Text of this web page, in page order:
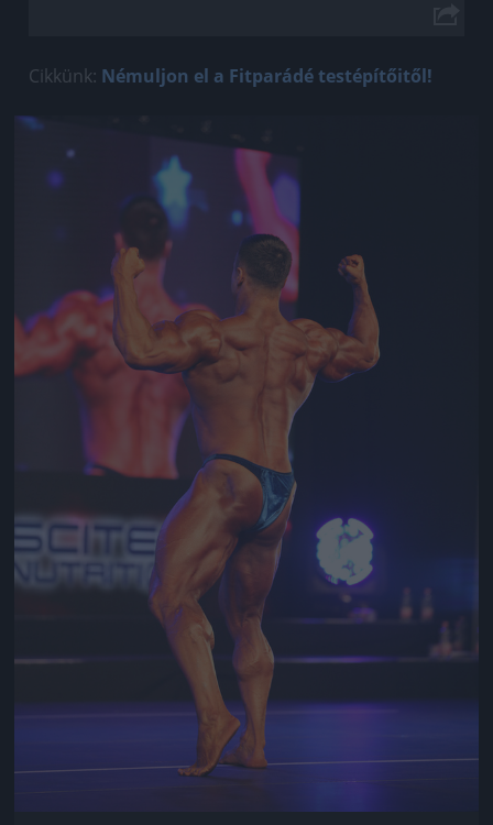
Cikkünk: Némuljon el a Fitparádé testépítőitől!
Jön még kép!